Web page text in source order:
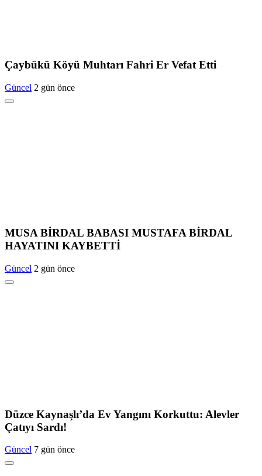
Çaybükü Köyü Muhtarı Fahri Er Vefat Etti
Güncel 2 gün önce
MUSA BİRDAL BABASI MUSTAFA BİRDAL
HAYATINI KAYBETTİ
Güncel 2 gün önce
Düzce Kaynaşlı’da Ev Yangını Korkuttu: Alevler
Çatıyı Sardı!
Güncel 7 gün önce